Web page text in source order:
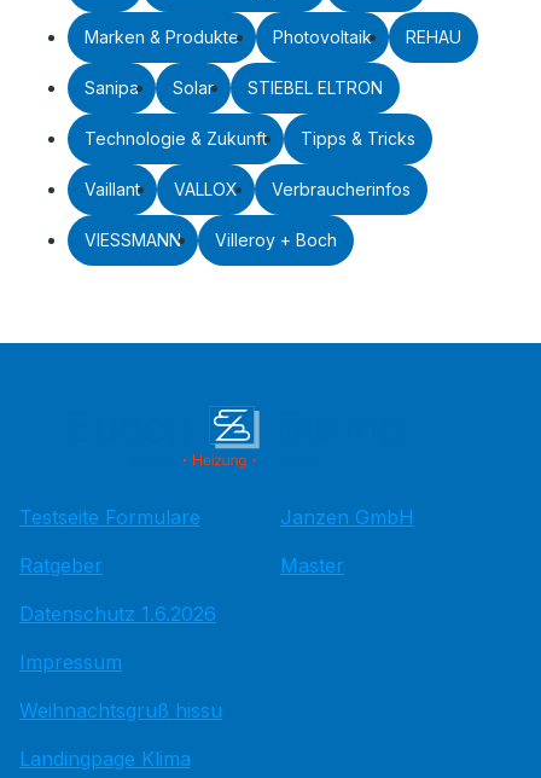
Marken & Produkte Photovoltaik REHAU
Sanipa Solar STIEBEL ELTRON
Technologie & Zukunft Tipps & Tricks
Vaillant VALLOX Verbraucherinfos
VIESSMANN Villeroy + Boch
Testseite Formulare
Ratgeber
Datenschutz 1.6.2026
Impressum
Weihnachtsgruß hissu
Landingpage Klima
Janzen GmbH
Master